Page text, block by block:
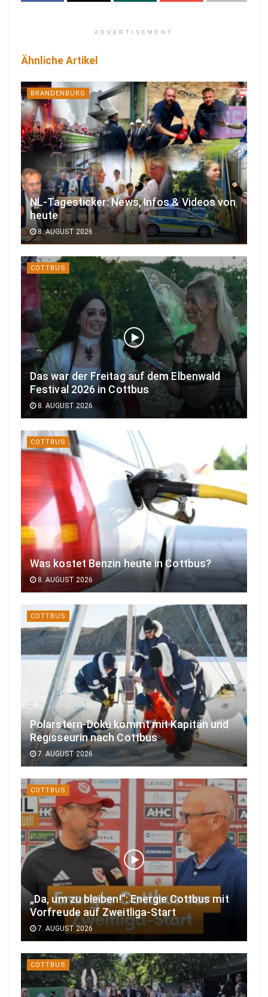
ADVERTISEMENT
Ähnliche Artikel
BRANDENBURG
NL-Tagesticker: News, Infos & Videos von
heute
8. AUGUST 2026
COTTBUS
Das war der Freitag auf dem Elbenwald
Festival 2026 in Cottbus
8. AUGUST 2026
COTTBUS
Was kostet Benzin heute in Cottbus?
8. AUGUST 2026
COTTBUS
Polarstern-Doku kommt mit Kapitän und
Regisseurin nach Cottbus
7. AUGUST 2026
COTTBUS
„Da, um zu bleiben!“: Energie Cottbus mit
Vorfreude auf Zweitliga-Start
7. AUGUST 2026
COTTBUS